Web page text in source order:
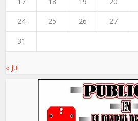
24 25 26 27
31
« Jul